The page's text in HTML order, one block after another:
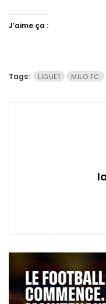
J’aime ça :
Tags: LIGUE1 MILO FC